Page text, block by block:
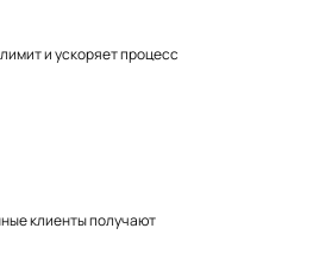
и ускоряет процесс
клиенты получают